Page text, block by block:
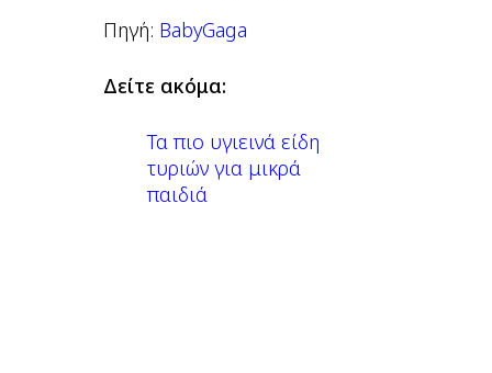
Πηγή: BabyGaga
Δείτε ακόμα:
Τα πιο υγιεινά είδη
τυριών για μικρά
παιδιά